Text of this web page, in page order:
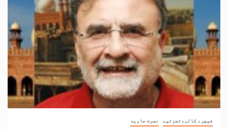
فیچر، کالم،تجزئیے نصرت جاوید